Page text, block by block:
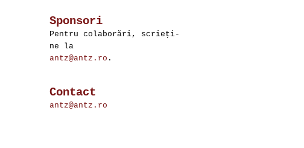
Sponsori
Pentru colaborări, scrieţi-
ne la
antz@antz.ro .
Contact
antz@antz.ro